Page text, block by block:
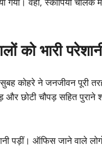
को भारी
कोहरे ने जनजीवन पूरी तरह
और छोटी चौपड़ सहित
पड़ीं। ऑफिस जाने वाले